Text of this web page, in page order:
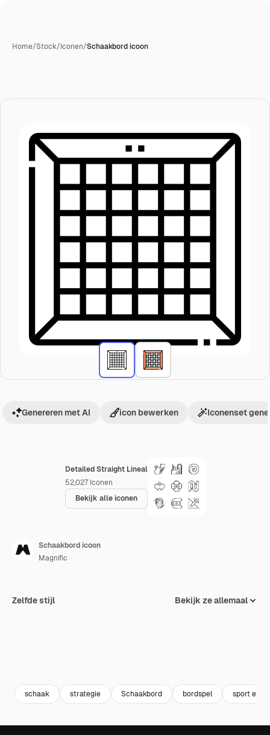
Home/Stock/Iconen/Schaakbord icoon
Detailed Straight Lineal
52,027 Iconen
Bekijk alle iconen
Genereren met AI icon bewerken Iconenset
Schaakbord icoon
Magnific
Zelfde stijl Bekijk ze allemaal
schaak strategie Schaakbord bordspel sport en